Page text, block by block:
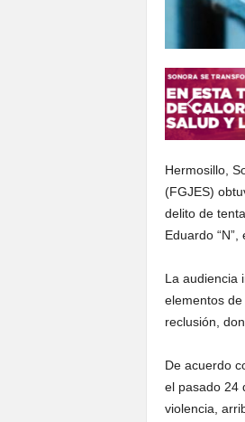
Hermosillo,
(FGJES)
delito de
Eduardo
La audiencia
elementos
reclusión,
De acuerdo
el pasado 24
violencia,